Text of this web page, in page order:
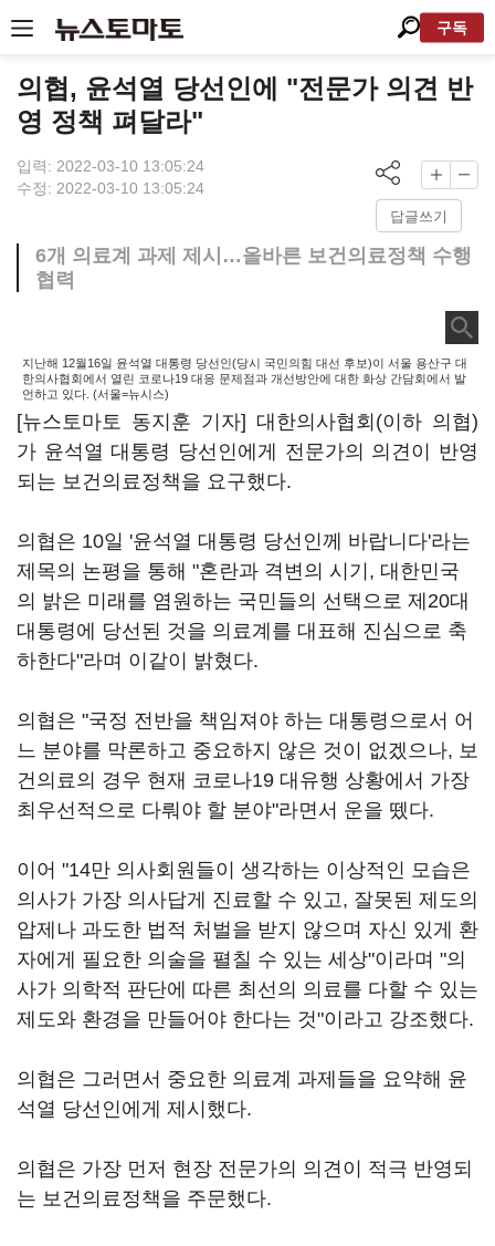
구독
의협, 윤석열 당선인에 "전문가 의견 반
영 정책 펴달라"
입력: 2022-03-10 13:05:24
수정: 2022-03-10 13:05:24
답글쓰기
6개 의료계 과제 제시…올바른 보건의료정책 수행
협력
지난해 12월16일 윤석열 대통령 당선인(당시 국민의힘 대선 후보)이 서울 용산구 대
한의사협회에서 열린 코로나19 대응 문제점과 개선방안에 대한 화상 간담회에서 발
언하고 있다. (서울=뉴시스)
[뉴스토마토 동지훈 기자] 대한의사협회(이하 의협)
가 윤석열 대통령 당선인에게 전문가의 의견이 반영
되는 보건의료정책을 요구했다.
의협은 10일 '윤석열 대통령 당선인께 바랍니다'라는
제목의 논평을 통해 "혼란과 격변의 시기, 대한민국
의 밝은 미래를 염원하는 국민들의 선택으로 제20대
대통령에 당선된 것을 의료계를 대표해 진심으로 축
하한다"라며 이같이 밝혔다.
의협은 "국정 전반을 책임져야 하는 대통령으로서 어
느 분야를 막론하고 중요하지 않은 것이 없겠으나, 보
건의료의 경우 현재 코로나19 대유행 상황에서 가장
최우선적으로 다뤄야 할 분야"라면서 운을 뗐다.
이어 "14만 의사회원들이 생각하는 이상적인 모습은
의사가 가장 의사답게 진료할 수 있고, 잘못된 제도의
압제나 과도한 법적 처벌을 받지 않으며 자신 있게 환
자에게 필요한 의술을 펼칠 수 있는 세상"이라며 "의
사가 의학적 판단에 따른 최선의 의료를 다할 수 있는
제도와 환경을 만들어야 한다는 것"이라고 강조했다.
의협은 그러면서 중요한 의료계 과제들을 요약해 윤
석열 당선인에게 제시했다.
의협은 가장 먼저 현장 전문가의 의견이 적극 반영되
는 보건의료정책을 주문했다.